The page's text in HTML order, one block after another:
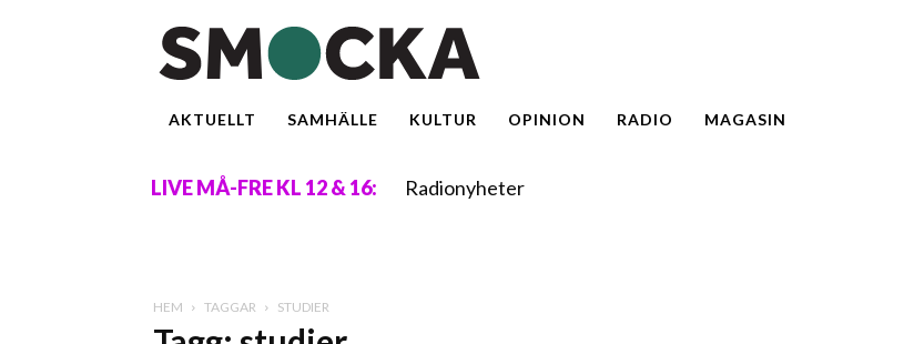
AKTUELLT SAMHÄLLE KULTUR OPINION RADIO MAGASIN
LIVE MÅ-FRE KL 12 & 16: Radionyheter
HEM TAGGAR STUDIER